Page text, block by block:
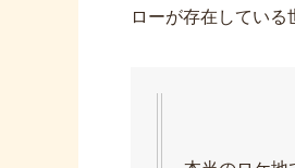
ローが存在している